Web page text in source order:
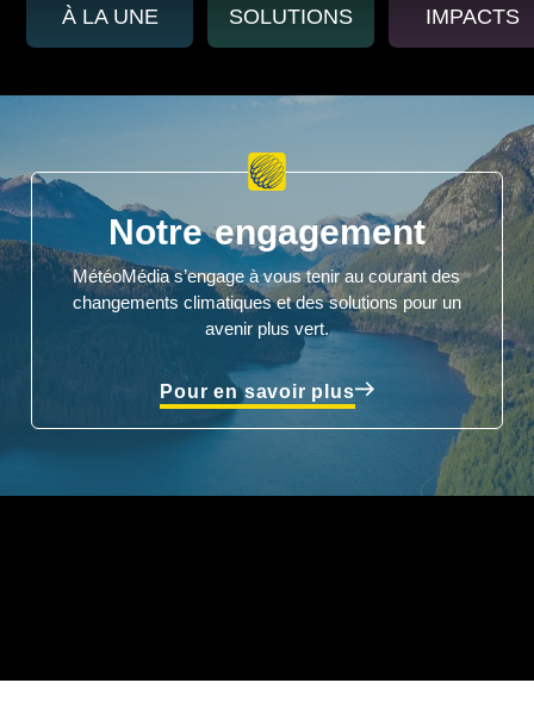
À LA UNE SOLUTIONS IMPACTS
Notre engagement
MétéoMédia s’engage à vous tenir au courant des
changements climatiques et des solutions pour un
avenir plus vert.
Pour en savoir plus